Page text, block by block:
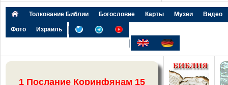
Толкование Библии Богословие Карты Музеи Видео
Фото Израиль
|
|
1 Послание Коринфянам 15